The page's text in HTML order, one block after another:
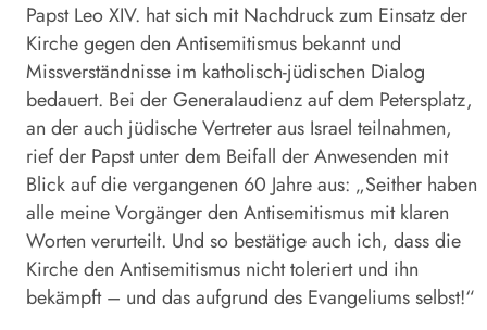
PapstLeo XIV. hat sich mit Nachdruck zum Einsatz der
Kirche gegen den Antisemitismus bekannt und
Missverständnisse im katholisch-jüdischen Dialog
bedauert. Bei der Generalaudienz auf dem Petersplatz,
an der auch jüdische Vertreter aus Israel teilnahmen,
rief der Papstunter dem Beifall der Anwesenden mit
Blick auf die vergangenen 60 Jahre aus: „Seither haben
alle meine Vorgänger den Antisemitismus mit klaren
Worten verurteilt. Und so bestätige auch ich, dass die
Kirche den Antisemitismus nicht toleriert und ihn
bekämpft – und das aufgrund des Evangeliums selbst!“